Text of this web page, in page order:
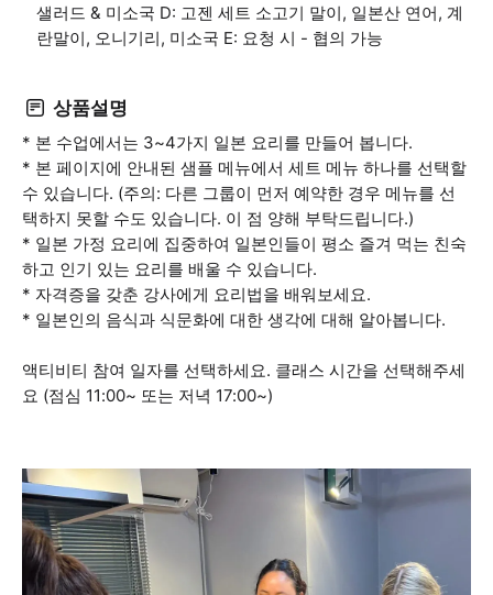
샐러드 & 미소국 D: 고젠 세트 소고기 말이, 일본산 연어, 계
란말이, 오니기리, 미소국 E: 요청 시 - 협의 가능
상품설명
* 본 수업에서는 3~4가지 일본 요리를 만들어 봅니다.
* 본 페이지에 안내된 샘플 메뉴에서 세트 메뉴 하나를 선택할
수 있습니다. (주의: 다른 그룹이 먼저 예약한 경우 메뉴를 선
택하지 못할 수도 있습니다. 이 점 양해 부탁드립니다.)
* 일본 가정 요리에 집중하여 일본인들이 평소 즐겨 먹는 친숙
하고 인기 있는 요리를 배울 수 있습니다.
* 자격증을 갖춘 강사에게 요리법을 배워보세요.
* 일본인의 음식과 식문화에 대한 생각에 대해 알아봅니다.
액티비티 참여 일자를 선택하세요. 클래스 시간을 선택해주세
요 (점심 11:00~ 또는 저녁 17:00~)